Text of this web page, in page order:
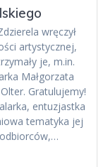
wręczył
artystycznej,
je, m.in.
Małgorzata
Gratulujemy!
entuzjastka
tematyka jej